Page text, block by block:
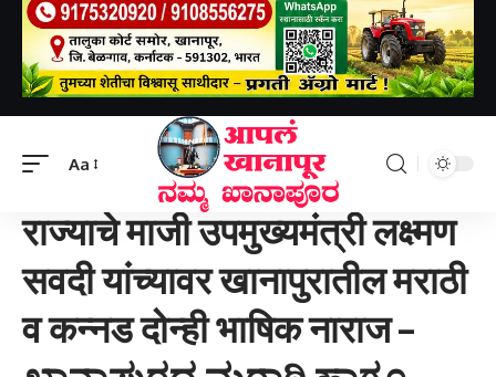
Aa
खानापूर तालुका>राज्याचे माजी उपमुख्यमंत्री लक्ष्मण सवदी यांच्यावर खानापुरातील मराठी व कन्नड दोन्ही भाषिक नाराज – ಖಾನಾಪುರದ ಮರಾಠಿ ಹಾಗೂ ಕನ್ನಡ ಭಾಷಿಗರು ರಾಜ್ಯದ ಮಾಜಿ ಉಪಮುಖ್ಯಮಂತ್ರಿ ಲಕ್ಷ್ಮಣ ಸವದಿ ವಿರುದ್ಧ ಆಕ್ರೋಶ ವ್ಯಕ್ತಪಡಿಸಿದ್ದಾರೆ.
राज्याचे माजी उपमुख्यमंत्री लक्ष्मण
सवदी यांच्यावर खानापुरातील मराठी
व कन्नड दोन्ही भाषिक नाराज –